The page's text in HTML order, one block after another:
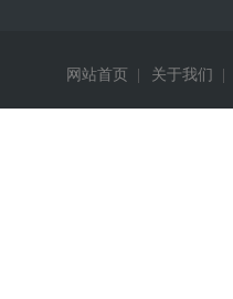
网站首页 关于我们